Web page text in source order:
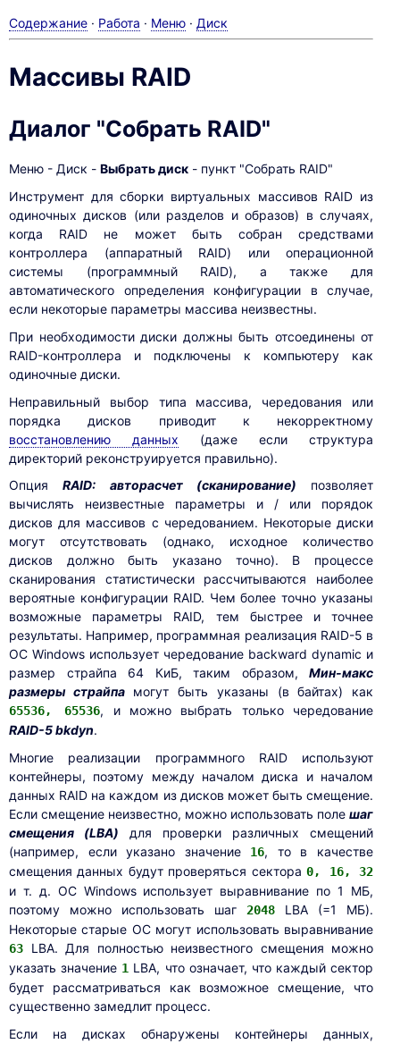
Содержание · Работа · Меню · Диск
Массивы RAID
Диалог "Собрать RAID"
Меню - Диск - Выбрать диск - пункт "Собрать RAID"
Инструмент для сборки виртуальных массивов RAID из
одиночных дисков (или разделов и образов) в случаях,
когда RAID не может быть собран средствами
контроллера (аппаратный RAID) или операционной
системы (программный RAID), а также для
автоматического определения конфигурации в случае,
если некоторые параметры массива неизвестны.
При необходимости диски должны быть отсоединены от
RAID-контроллера и подключены к компьютеру как
одиночные диски.
Неправильный выбор типа массива, чередования или
порядка дисков приводит к некорректному
восстановлению данных (даже если структура
директорий реконструируется правильно).
ОпцияRAID: авторасчет (сканирование) позволяет
вычислять неизвестные параметры и / или порядок
дисков для массивов с чередованием. Некоторые диски
могут отсутствовать (однако, исходное количество
дисков должно быть указано точно). В процессе
сканирования статистически рассчитываются наиболее
вероятные конфигурации RAID. Чем более точно указаны
возможные параметры RAID, тем быстрее и точнее
результаты. Например, программная реализация RAID-5 в
ОС Windows использует чередование backward dynamic и
размер страйпа 64 КиБ, таким образом, Мин-макс
размеры страйпамогут быть указаны (в байтах) как
65536, 65536, и можно выбрать только чередование
RAID-5 bkdyn.
Многие реализации программного RAID используют
контейнеры, поэтому между началом диска и началом
данных RAID на каждом из дисков может быть смещение.
Если смещение неизвестно, можно использовать поле шаг
смещения (LBA) для проверки различных смещений
(например, если указано значение 16, то в качестве
смещения данных будут проверяться сектора0, 16, 32
и т. д. ОС Windows использует выравнивание по 1 МБ,
поэтому можно использовать шаг 2048 LBA (=1 МБ).
Некоторые старые ОС могут использовать выравнивание
63 LBA. Для полностью неизвестного смещения можно
указать значение 1 LBA, что означает, что каждый сектор
будет рассматриваться как возможное смещение, что
существенно замедлит процесс.
Если на дисках обнаружены контейнеры данных,